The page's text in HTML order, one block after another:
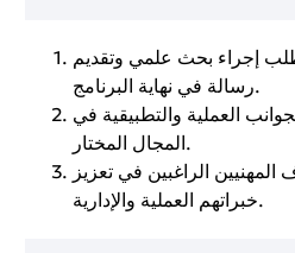
إجراء بحث علمي وتقديم
رسالة في نهاية البرنامج.
العملية والتطبيقية في
المجال المختار.
الراغبين في تعزيز
خبراتهم العملية والإدارية.